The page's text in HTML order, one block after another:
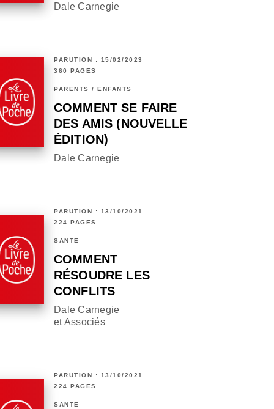
Dale Carnegie
PARUTION : 15/02/2023
360 PAGES
PARENTS / ENFANTS
COMMENT SE FAIRE
DES AMIS (NOUVELLE
ÉDITION)
Dale Carnegie
PARUTION : 13/10/2021
224 PAGES
SANTÉ
COMMENT
RÉSOUDRE LES
CONFLITS
Dale Carnegie
et Associés
PARUTION : 13/10/2021
224 PAGES
SANTÉ